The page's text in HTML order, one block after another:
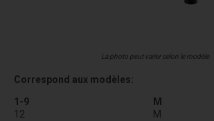
La photo peut varier selon le modèle
Correspond aux modèles:
1-9
12
M
M